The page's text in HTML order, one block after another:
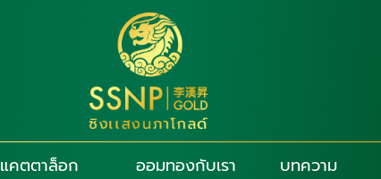
แคตตาล็อก ออมทองกับเรา บทความ